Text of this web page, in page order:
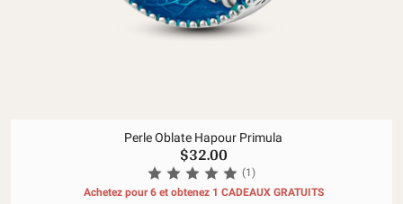
Perle Oblate Hapour Primula
$32.00
(1)
Achetez pour 6 et obtenez 1 CADEAUX GRATUITS